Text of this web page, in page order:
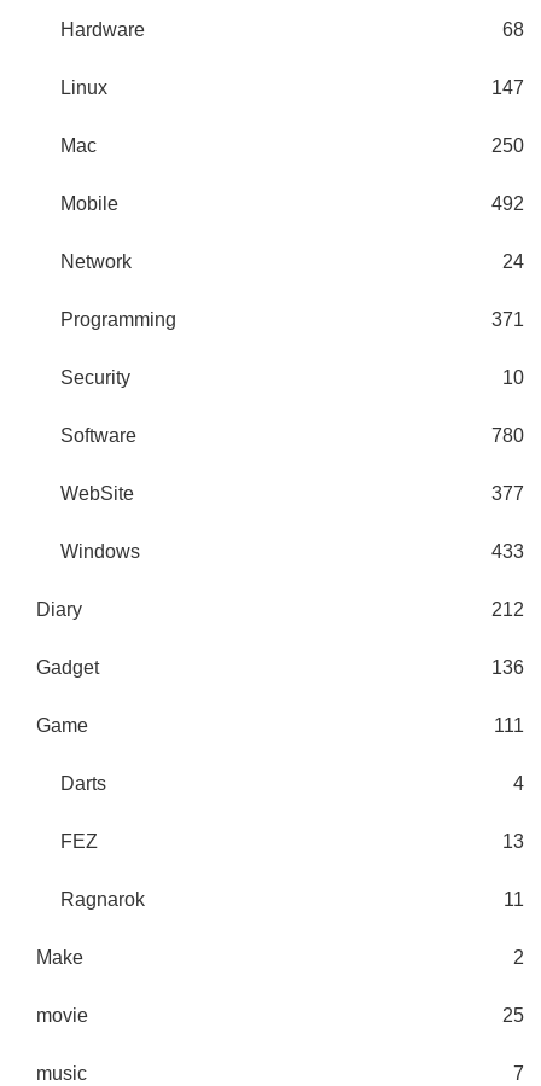
Hardware 68
Linux 147
Mac 250
Mobile 492
Network 24
Programming 371
Security 10
Software 780
WebSite 377
Windows 433
Diary 212
Gadget 136
Game 111
Darts 4
FEZ 13
Ragnarok 11
Make 2
movie 25
music 7